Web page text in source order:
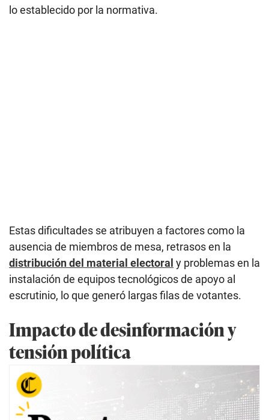
lo establecido por la normativa.
Estas dificultades se atribuyen a factores como la
ausencia de miembros de mesa, retrasos en la
distribución del material electoral y problemas en la
instalación de equipos tecnológicos de apoyo al
escrutinio, lo que generó largas filas de votantes.
Impacto de desinformación y
tensión política